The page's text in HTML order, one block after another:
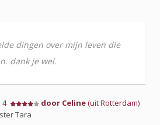
dingen over mijn leven die
dank je wel.
4 door Celine(uit Rotterdam)
Tara